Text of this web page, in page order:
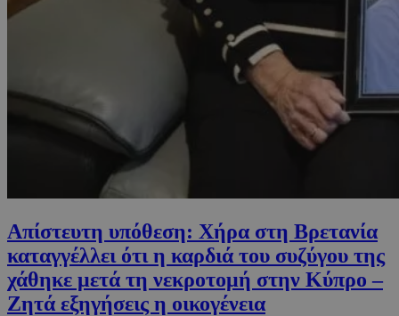
Απίστευτη υπόθεση: Χήρα στη Βρετανία
καταγγέλλει ότι η καρδιά του συζύγου της
χάθηκε μετά τη νεκροτομή στην Κύπρο –
Ζητά εξηγήσεις η οικογένεια